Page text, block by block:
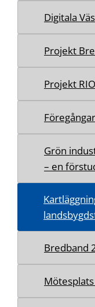
Digitala
Projekt
Projekt
Grön
– en
Bredband